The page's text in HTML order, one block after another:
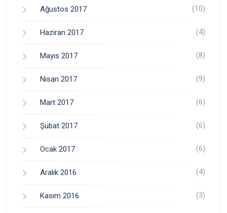
Ağustos 2017 (10)
Haziran 2017 (4)
Mayıs 2017 (8)
Nisan 2017 (9)
Mart 2017 (6)
Şubat 2017 (6)
Ocak 2017 (6)
Aralık 2016 (4)
Kasım 2016 (3)